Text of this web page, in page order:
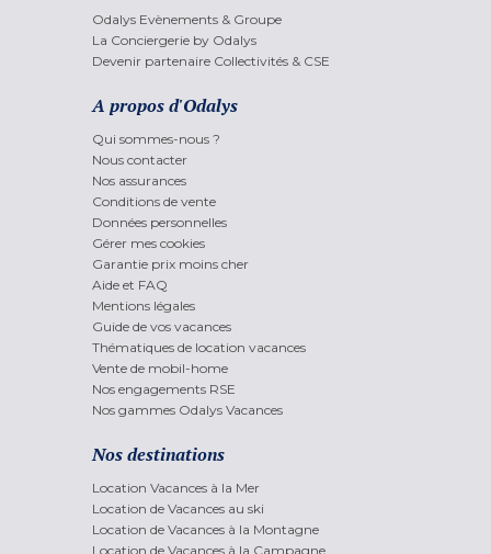
Odalys Evènements & Groupe
La Conciergerie by Odalys
Devenir partenaire Collectivités & CSE
A propos d'Odalys
Qui sommes-nous ?
Nous contacter
Nos assurances
Conditions de vente
Données personnelles
Gérer mes cookies
Garantie prix moins cher
Aide et FAQ
Mentions légales
Guide de vos vacances
Thématiques de location vacances
Vente de mobil-home
Nos engagements RSE
Nos gammes Odalys Vacances
Nos destinations
Location Vacances à la Mer
Location de Vacances au ski
Location de Vacances à la Montagne
Location de Vacances à la Campagne